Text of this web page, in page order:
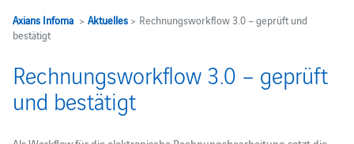
Axians Infoma> Aktuelles> Rechnungsworkflow 3.0 – geprüft und
bestätigt
Rechnungsworkflow 3.0 – geprüft
und bestätigt